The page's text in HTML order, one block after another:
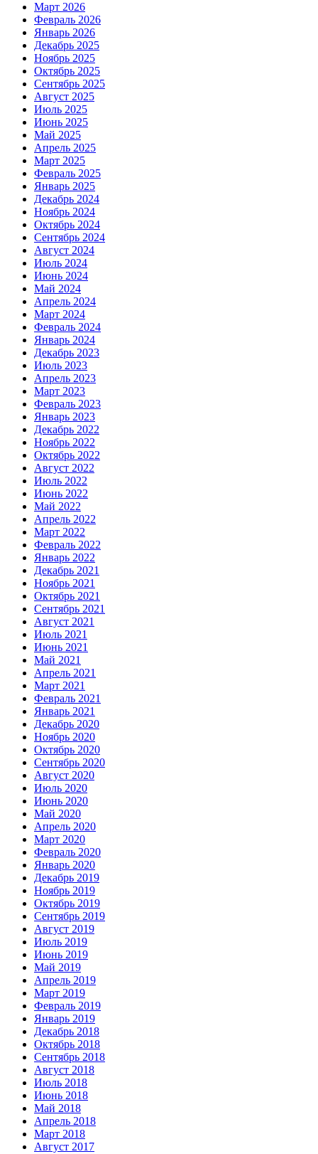
Март 2026
Февраль 2026
Январь 2026
Декабрь 2025
Ноябрь 2025
Октябрь 2025
Сентябрь 2025
Август 2025
Июль 2025
Июнь 2025
Май 2025
Апрель 2025
Март 2025
Февраль 2025
Январь 2025
Декабрь 2024
Ноябрь 2024
Октябрь 2024
Сентябрь 2024
Август 2024
Июль 2024
Июнь 2024
Май 2024
Апрель 2024
Март 2024
Февраль 2024
Январь 2024
Декабрь 2023
Июль 2023
Апрель 2023
Март 2023
Февраль 2023
Январь 2023
Декабрь 2022
Ноябрь 2022
Октябрь 2022
Август 2022
Июль 2022
Июнь 2022
Май 2022
Апрель 2022
Март 2022
Февраль 2022
Январь 2022
Декабрь 2021
Ноябрь 2021
Октябрь 2021
Сентябрь 2021
Август 2021
Июль 2021
Июнь 2021
Май 2021
Апрель 2021
Март 2021
Февраль 2021
Январь 2021
Декабрь 2020
Ноябрь 2020
Октябрь 2020
Сентябрь 2020
Август 2020
Июль 2020
Июнь 2020
Май 2020
Апрель 2020
Март 2020
Февраль 2020
Январь 2020
Декабрь 2019
Ноябрь 2019
Октябрь 2019
Сентябрь 2019
Август 2019
Июль 2019
Июнь 2019
Май 2019
Апрель 2019
Март 2019
Февраль 2019
Январь 2019
Декабрь 2018
Октябрь 2018
Сентябрь 2018
Август 2018
Июль 2018
Июнь 2018
Май 2018
Апрель 2018
Март 2018
Август 2017